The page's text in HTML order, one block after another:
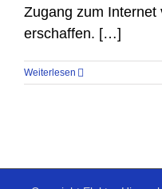
Zugang zum
erschaffen. […]
Weiterlesen